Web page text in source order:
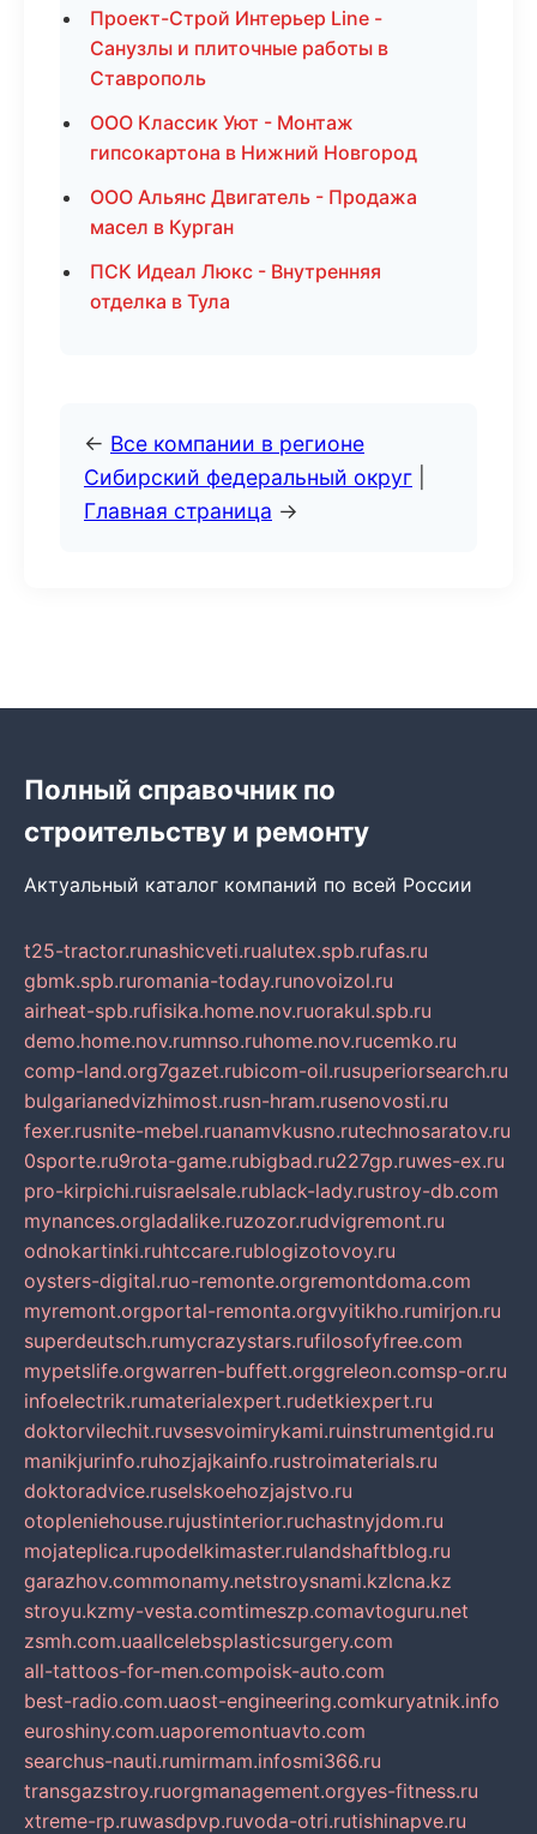
Проект-Строй Интерьер Line -
Санузлы и плиточные работы в
Ставрополь
ООО Классик Уют - Монтаж
гипсокартона в Нижний Новгород
ООО Альянс Двигатель - Продажа
масел в Курган
ПСК Идеал Люкс - Внутренняя
отделка в Тула
← Все компании в регионе
Сибирский федеральный округ
Главная страница →
Полный справочник по
строительству и ремонту
Актуальный каталог компаний по всей России
t25-tractor.runashicveti.rualutex.spb.rufas.ru
gbmk.spb.ruromania-today.runovoizol.ru
airheat-spb.rufisika.home.nov.ruorakul.spb.ru
demo.home.nov.rumnso.ruhome.nov.rucemko.ru
comp-land.org7gazet.rubicom-oil.rusuperiorsearch.ru
bulgarianedvizhimost.rusn-hram.rusenovosti.ru
fexer.rusnite-mebel.ruanamvkusno.rutechnosaratov.ru
0sporte.ru9rota-game.rubigbad.ru227gp.ruwes-ex.ru
pro-kirpichi.ruisraelsale.rublack-lady.rustroy-db.com
mynances.orgladalike.ruzozor.rudvigremont.ru
odnokartinki.ruhtccare.rublogizotovoy.ru
oysters-digital.ruo-remonte.orgremontdoma.com
myremont.orgportal-remonta.orgvyitikho.rumirjon.ru
superdeutsch.rumycrazystars.rufilosofyfree.com
mypetslife.orgwarren-buffett.orggreleon.comsp-or.ru
infoelectrik.rumaterialexpert.rudetkiexpert.ru
doktorvilechit.ruvsesvoimirykami.ruinstrumentgid.ru
manikjurinfo.ruhozjajkainfo.rustroimaterials.ru
doktoradvice.ruselskoehozjajstvo.ru
otopleniehouse.rujustinterior.ruchastnyjdom.ru
mojateplica.rupodelkimaster.rulandshaftblog.ru
garazhov.commonamy.netstroysnami.kzlcna.kz
stroyu.kzmy-vesta.comtimeszp.comavtoguru.net
zsmh.com.uaallcelebsplasticsurgery.com
all-tattoos-for-men.compoisk-auto.com
best-radio.com.uaost-engineering.comkuryatnik.info
euroshiny.com.uaporemontuavto.com
searchus-nauti.rumirmam.infosmi366.ru
transgazstroy.ruorgmanagement.orgyes-fitness.ru
xtreme-rp.ruwasdpvp.ruvoda-otri.rutishinapve.ru